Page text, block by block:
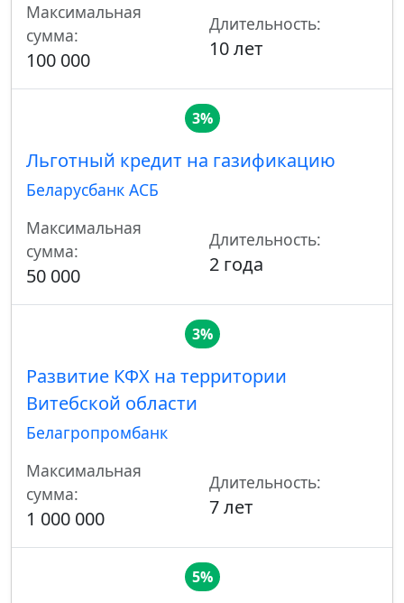
Максимальная
сумма:
100 000
Длительность:
10 лет
3%
Льготный кредит на газификацию
Беларусбанк АСБ
Максимальная
сумма:
50 000
Длительность:
2 года
3%
Развитие КФХ на территории
Витебской области
Белагропромбанк
Максимальная
сумма:
1 000 000
Длительность:
7 лет
5%